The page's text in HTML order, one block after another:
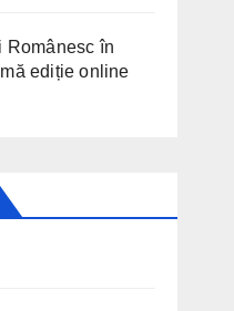
Românesc în
ediție online